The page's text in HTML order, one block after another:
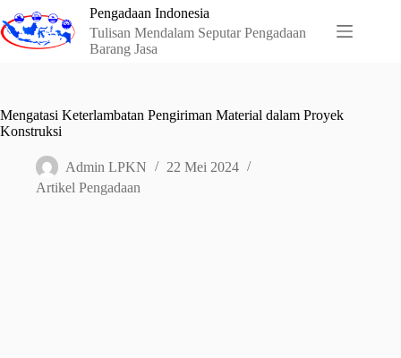
to
content
Pengadaan Indonesia
Tulisan Mendalam Seputar Pengadaan
Barang Jasa
Mengatasi Keterlambatan Pengiriman Material dalam Proyek
Konstruksi
Admin LPKN
22 Mei 2024
Artikel Pengadaan